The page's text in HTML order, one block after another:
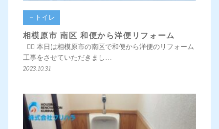
－トイレ
相模原市 南区 和便から洋便リフォーム
💁‍♀️ 本日は相模原市の南区で和便から洋便のリフォーム
工事をさせていただきまし…
2023.10.31